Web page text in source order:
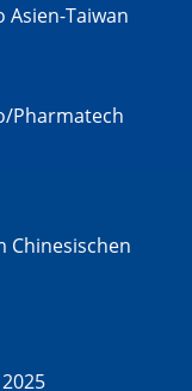
Taiwan
Pharmatech
Chinesischen